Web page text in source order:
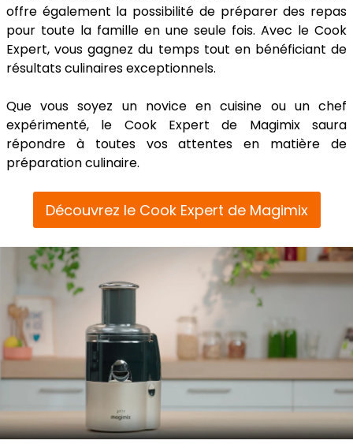
offre également la possibilité de préparer des repas
pour toute la famille en une seule fois. Avec le Cook
Expert, vous gagnez du temps tout en bénéficiant de
résultats culinaires exceptionnels.
Que vous soyez un novice en cuisine ou un chef
expérimenté, le Cook Expert de Magimix saura
répondre à toutes vos attentes en matière de
préparation culinaire.
Découvrez le Cook Expert de Magimix